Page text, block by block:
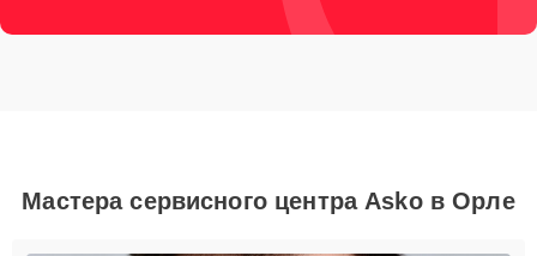
Мастера сервисного центра Asko в Орле